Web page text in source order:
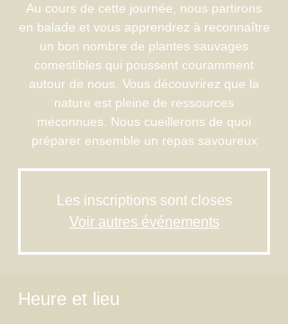
Au cours de cette journée, nous partirons
en balade et vous apprendrez à reconnaître
un bon nombre de plantes sauvages
comestibles qui poussent couramment
autour de nous. Vous découvrirez que la
nature est pleine de ressources
méconnues. Nous cueillerons de quoi
préparer ensemble un repas savoureux
Les inscriptions sont closes
Voir autres événements
Heure et lieu